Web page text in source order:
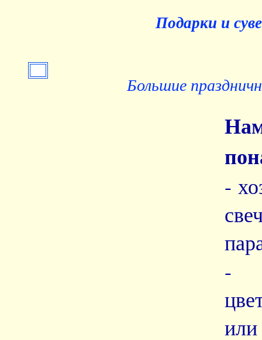
Подарки и
Большие
-
-
или